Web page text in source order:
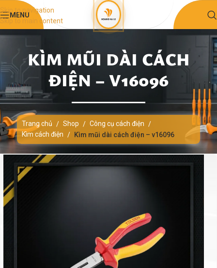
Skip to navigation
Skip to main content
MENU
KÌM MŨI DÀI CÁCH
ĐIỆN – V16096
Trang chủ / Shop / Công cụ cách điện /
Kìm cách điện / Kìm mũi dài cách điện – v16096